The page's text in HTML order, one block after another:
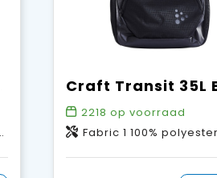
2218 op voorraad
Fabric 1 100% polyester w PU coating. Fabric 2: 100% polyester w PU coating. Fabric 3: 100%